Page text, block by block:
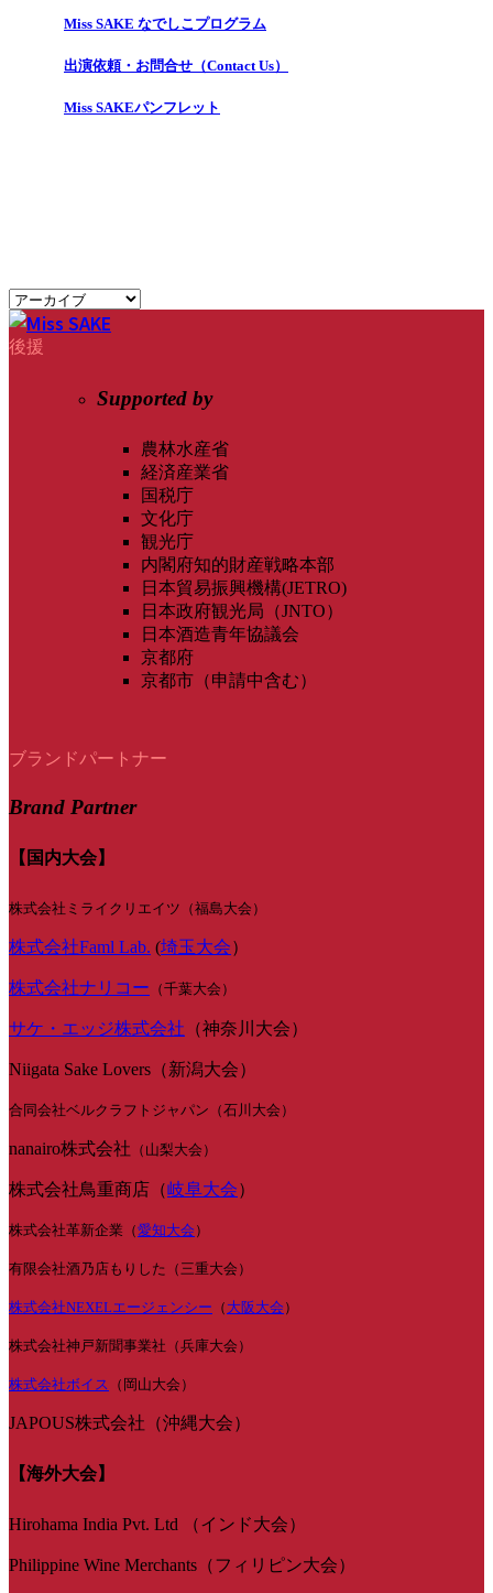
Miss SAKE なでしこプログラム
出演依頼・お問合せ（Contact Us）
Miss SAKEパンフレット
後援
Supported by
農林水産省
経済産業省
国税庁
文化庁
観光庁
内閣府知的財産戦略本部
日本貿易振興機構(JETRO)
日本政府観光局（JNTO）
日本酒造青年協議会
京都府
京都市（申請中含む）
ブランドパートナー
Brand Partner
【国内大会】
株式会社ミライクリエイツ（福島大会）
株式会社Faml Lab. (埼玉大会）
株式会社ナリコー （千葉大会）
サケ・エッジ株式会社 （神奈川大会）
Niigata Sake Lovers（新潟大会）
合同会社ベルクラフトジャパン（石川大会）
nanairo株式会社 （山梨大会）
株式会社鳥重商店（岐阜大会）
株式会社革新企業（愛知大会 ）
有限会社酒乃店もりした（三重大会）
株式会社NEXELエージェンシー （ 大阪大会 ）
株式会社神戸新聞事業社（兵庫大会）
株式会社ボイス （岡山大会）
JAPOUS株式会社（沖縄大会）
【海外大会】
Hirohama India Pvt. Ltd （インド大会）
Philippine Wine Merchants（フィリピン大会）